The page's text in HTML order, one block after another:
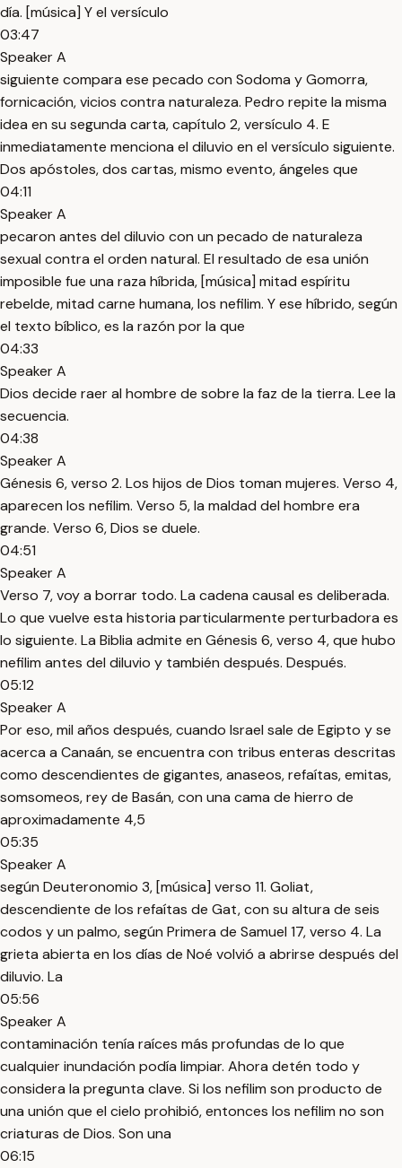
día. [música] Y el versículo
03:47
Speaker A
siguiente compara ese pecado con Sodoma y Gomorra,
fornicación, vicios contra naturaleza. Pedro repite la misma
idea en su segunda carta, capítulo 2, versículo 4. E
inmediatamente menciona el diluvio en el versículo siguiente.
Dos apóstoles, dos cartas, mismo evento, ángeles que
04:11
Speaker A
pecaron antes del diluvio con un pecado de naturaleza
sexual contra el orden natural. El resultado de esa unión
imposible fue una raza híbrida, [música] mitad espíritu
rebelde, mitad carne humana, los nefilim. Y ese híbrido, según
el texto bíblico, es la razón por la que
04:33
Speaker A
Dios decide raer al hombre de sobre la faz de la tierra. Lee la
secuencia.
04:38
Speaker A
Génesis 6, verso 2. Los hijos de Dios toman mujeres. Verso 4,
aparecen los nefilim. Verso 5, la maldad del hombre era
grande. Verso 6, Dios se duele.
04:51
Speaker A
Verso 7, voy a borrar todo. La cadena causal es deliberada.
Lo que vuelve esta historia particularmente perturbadora es
lo siguiente. La Biblia admite en Génesis 6, verso 4, que hubo
nefilim antes del diluvio y también después. Después.
05:12
Speaker A
Por eso, mil años después, cuando Israel sale de Egipto y se
acerca a Canaán, se encuentra con tribus enteras descritas
como descendientes de gigantes, anaseos, refaítas, emitas,
somsomeos, rey de Basán, con una cama de hierro de
aproximadamente 4,5
05:35
Speaker A
según Deuteronomio 3, [música] verso 11. Goliat,
descendiente de los refaítas de Gat, con su altura de seis
codos y un palmo, según Primera de Samuel 17, verso 4. La
grieta abierta en los días de Noé volvió a abrirse después del
diluvio. La
05:56
Speaker A
contaminación tenía raíces más profundas de lo que
cualquier inundación podía limpiar. Ahora detén todo y
considera la pregunta clave. Si los nefilim son producto de
una unión que el cielo prohibió, entonces los nefilim no son
criaturas de Dios. Son una
06:15